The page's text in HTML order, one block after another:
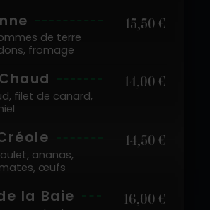
de terre
fromage
15,50 €
filet de canard,
14,00 €
ananas,
œufs
14,50 €
la Baie 16,00 €